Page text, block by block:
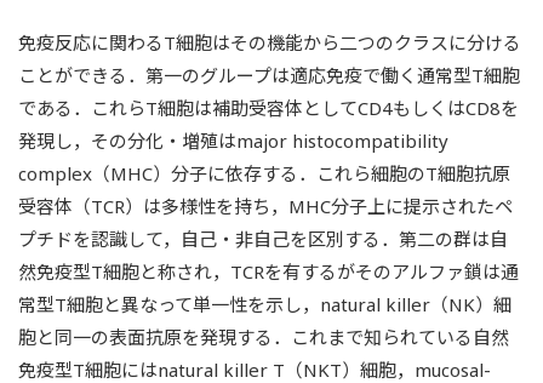
免疫反応に関わるT細胞はその機能から二つのクラスに分ける
ことができる．第一のグループは適応免疫で働く通常型T細胞
である．これらT細胞は補助受容体としてCD4もしくはCD8を
発現し，その分化・増殖はmajor histocompatibility
complex（MHC）分子に依存する．これら細胞のT細胞抗原
受容体（TCR）は多様性を持ち，MHC分子上に提示されたペ
プチドを認識して，自己・非自己を区別する．第二の群は自
然免疫型T細胞と称され，TCRを有するがそのアルファ鎖は通
常型T細胞と異なって単一性を示し，natural killer（NK）細
胞と同一の表面抗原を発現する．これまで知られている自然
免疫型T細胞にはnatural killer T（NKT）細胞，mucosal-